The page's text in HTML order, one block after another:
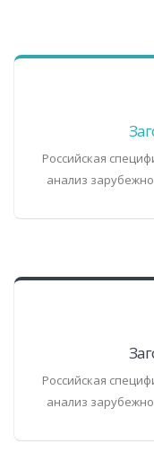
Российская
анализ
Российская
анализ